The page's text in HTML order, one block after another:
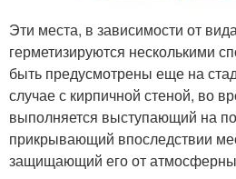
Эти места, в зависимости от
герметизируются несколькими
быть предусмотрены еще на
случае с кирпичной стеной, во
выполняется выступающий на
прикрывающий впоследствии
защищающий его от